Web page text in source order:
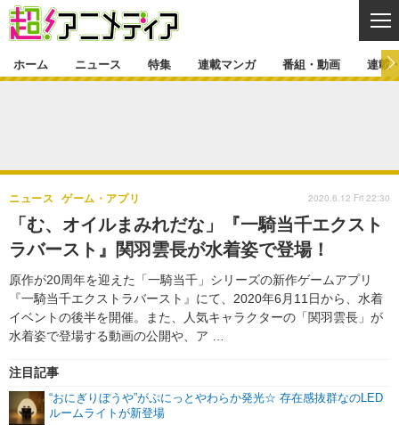
ゲーム・アプリ マンガ
グッズ イベント
声優 コスプレ
舞台 新帝スタ
特集一覧 カバー
ラキりす
連載マンガ
連載一覧
番組・動画
番組・動画一覧 ラジオ
動画
連載・ブログ
連載・ブログ一覧 コラム
編集部ブログ・お知らせ
ホーム ニュース 特集 連載マンガ 番組・動画 連載
「む、オイルまみれだな」『一騎当千エクスト
ラバースト』関羽雲長が水着姿で登場！
原作が20周年を迎えた「一騎当千」シリーズの新作ゲームアプリ
『一騎当千エクストラバースト』にて、2020年6月11日から、水着
イベントの後半を開催。また、人気キャラクターの「関羽雲長」が
水着姿で登場する動画の公開や、ア …
ニュース ゲーム・アプリ
注目記事
“おにぎりぼうや”がぷにっとやわらか発光☆ 存在感抜群なのLED
ルームライトが新登場
2020.6.12 Fri 22:30